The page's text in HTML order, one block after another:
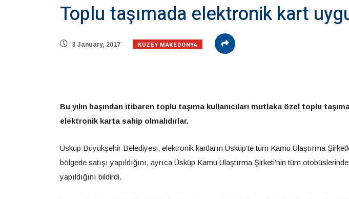
Toplu taşımada elektronik kart
3 January, 2017 KUZEY MAKEDONYA
Bu yılın başından itibaren toplu taşıma kullanıcıları mutlaka özel toplu
elektronik karta sahip olmalıdırlar.
Üsküp Büyükşehir Belediyesi, elektronik kartların Üsküp’te tüm Kamu Ulaştırma
bölgede satışı yapıldığını, ayrıca Üsküp Kamu Ulaştırma Şirketi’nin tüm
yapıldığını bildirdi.